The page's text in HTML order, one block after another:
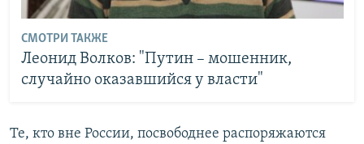
СМОТРИ ТАКЖЕ
Леонид Волков: "Путин – мошенник,
случайно оказавшийся у власти"
Те, кто вне России, посвободнее распоряжаются